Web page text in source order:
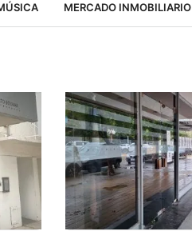
MERCADO INMOBILIARIO